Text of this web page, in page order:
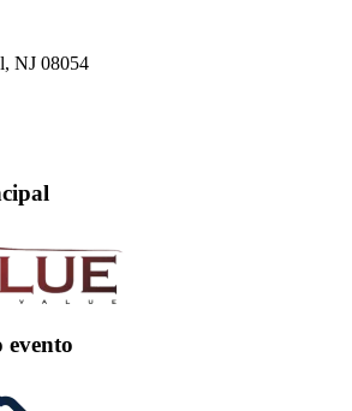
, NJ 08054
evento